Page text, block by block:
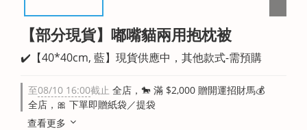
【部分現貨】嘟嘴貓兩用抱枕被
✔️【40*40cm, 藍】現貨供應中，其他款式-需預購
至08/10 16:00截止 全店，🐎 滿 $2,000 贈開運招財馬💰
全店，🎀 下單即贈紙袋／提袋
查看更多